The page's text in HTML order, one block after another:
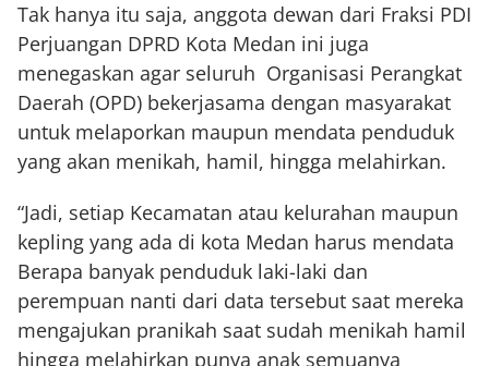
Tak hanya itu saja, anggota dewan dari Fraksi PDI
Perjuangan DPRD Kota Medan ini juga
menegaskan agar seluruh Organisasi Perangkat
Daerah (OPD) bekerjasama dengan masyarakat
untuk melaporkan maupun mendata penduduk
yang akan menikah, hamil, hingga melahirkan.
“Jadi, setiap Kecamatan atau kelurahan maupun
kepling yang ada di kota Medan harus mendata
Berapa banyak penduduk laki-laki dan
perempuan nanti dari data tersebut saat mereka
mengajukan pranikah saat sudah menikah hamil
hingga melahirkan punya anak semuanya